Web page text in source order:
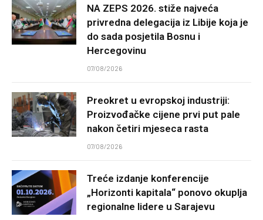
NA ZEPS 2026. stiže najveća
privredna delegacija iz Libije koja je
do sada posjetila Bosnu i
Hercegovinu
07/08/2026
Preokret u evropskoj industriji:
Proizvođačke cijene prvi put pale
nakon četiri mjeseca rasta
07/08/2026
Treće izdanje konferencije
„Horizonti kapitala“ ponovo okuplja
regionalne lidere u Sarajevu